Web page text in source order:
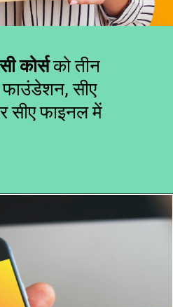
कोर्सको तीन
फाउंडेशन, सीए
सीए फाइनल में